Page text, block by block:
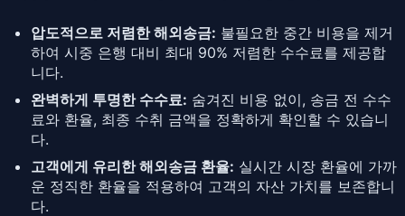
압도적으로 저렴한 해외송금: 불필요한 중간 비용을 제거
하여 시중 은행 대비 최대 90% 저렴한 수수료를 제공합
니다.
완벽하게 투명한 수수료: 숨겨진 비용 없이, 송금 전 수수
료와 환율, 최종 수취 금액을 정확하게 확인할 수 있습니
다.
고객에게 유리한 해외송금 환율: 실시간 시장 환율에 가까
운 정직한 환율을 적용하여 고객의 자산 가치를 보존합니
다.